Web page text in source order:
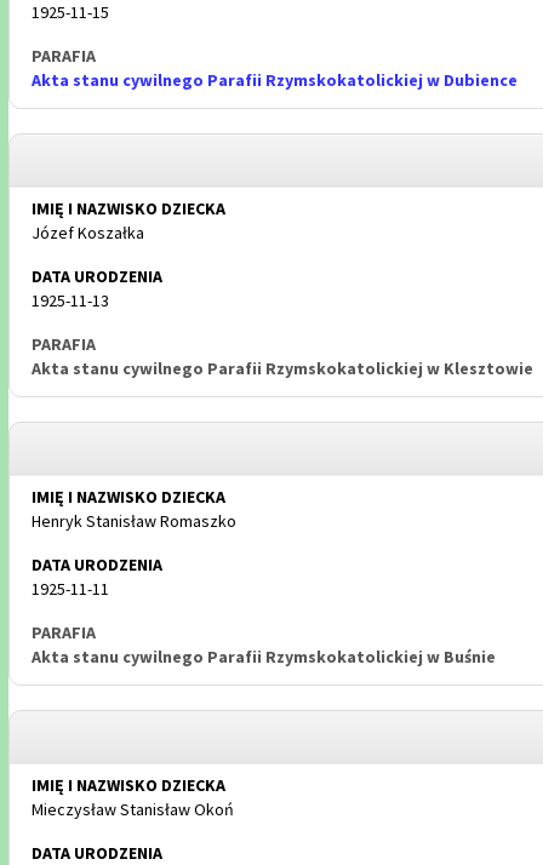
1925-11-15
Akta stanu cywilnego Parafii Rzymskokatolickiej w Dubience
Józef Koszałka
1925-11-13
Akta stanu cywilnego Parafii Rzymskokatolickiej w Klesztowie
Henryk Stanisław Romaszko
1925-11-11
Akta stanu cywilnego Parafii Rzymskokatolickiej w Buśnie
Mieczysław Stanisław Okoń